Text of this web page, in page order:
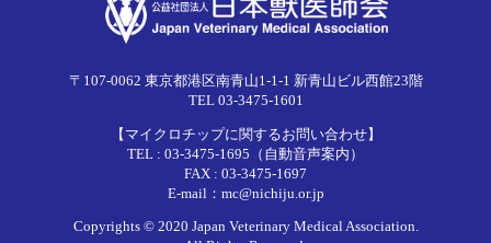
〒107-0062 東京都港区南青山1-1-1 新青山ビル西館23階
TEL 03-3475-1601
【マイクロチップに関するお問い合わせ】
TEL : 03-3475-1695（自動音声案内）
FAX : 03-3475-1697
E-mail：mc@nichiju.or.jp
Copyrights © 2020 Japan Veterinary Medical Association.